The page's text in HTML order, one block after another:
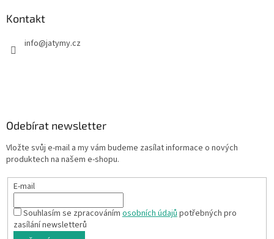
Kontakt
info@jatymy.cz
Odebírat newsletter
Vložte svůj e-mail a my vám budeme zasílat informace o nových
produktech na našem e-shopu.
E-mail
Souhlasím se zpracovánímosobních údajůpotřebných pro
zasílání newsletterů